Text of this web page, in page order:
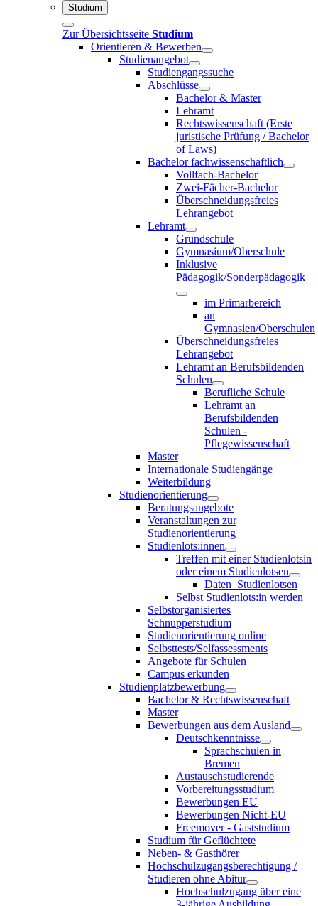
Studium
Zur Übersichtsseite Studium
Orientieren & Bewerben
Studienangebot
Studiengangssuche
Abschlüsse
Bachelor & Master
Lehramt
Rechtswissenschaft (Erste
juristische Prüfung / Bachelor
of Laws)
Bachelor fachwissenschaftlich
Vollfach-Bachelor
Zwei-Fächer-Bachelor
Überschneidungsfreies
Lehrangebot
Lehramt
Grundschule
Gymnasium/Oberschule
Inklusive
Pädagogik/Sonderpädagogik
im Primarbereich
an
Gymnasien/Oberschulen
Überschneidungsfreies
Lehrangebot
Lehramt an Berufsbildenden
Schulen
Berufliche Schule
Lehramt an
Berufsbildenden
Schulen -
Pflegewissenschaft
Master
Internationale Studiengänge
Weiterbildung
Studienorientierung
Beratungsangebote
Veranstaltungen zur
Studienorientierung
Studienlots:innen
Treffen mit einer Studienlotsin
oder einem Studienlotsen
Daten_Studienlotsen
Selbst Studienlots:in werden
Selbstorganisiertes
Schnupperstudium
Studienorientierung online
Selbsttests/Selfassessments
Angebote für Schulen
Campus erkunden
Studienplatzbewerbung
Bachelor & Rechtswissenschaft
Master
Bewerbungen aus dem Ausland
Deutschkenntnisse
Sprachschulen in
Bremen
Austauschstudierende
Vorbereitungsstudium
Bewerbungen EU
Bewerbungen Nicht-EU
Freemover - Gaststudium
Studium für Geflüchtete
Neben- & Gasthörer
Hochschulzugangsberechtigung /
Studieren ohne Abitur
Hochschulzugang über eine